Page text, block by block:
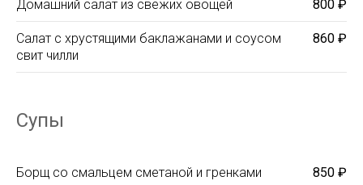
Домашний салат из свежих овощей 800 ₽
Салат с хрустящими баклажанами и соусом
свит чилли
860 ₽
Супы
Борщ со смальцем сметаной и гренками 850 ₽